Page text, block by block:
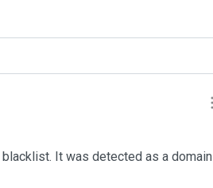
It was detected as a domain